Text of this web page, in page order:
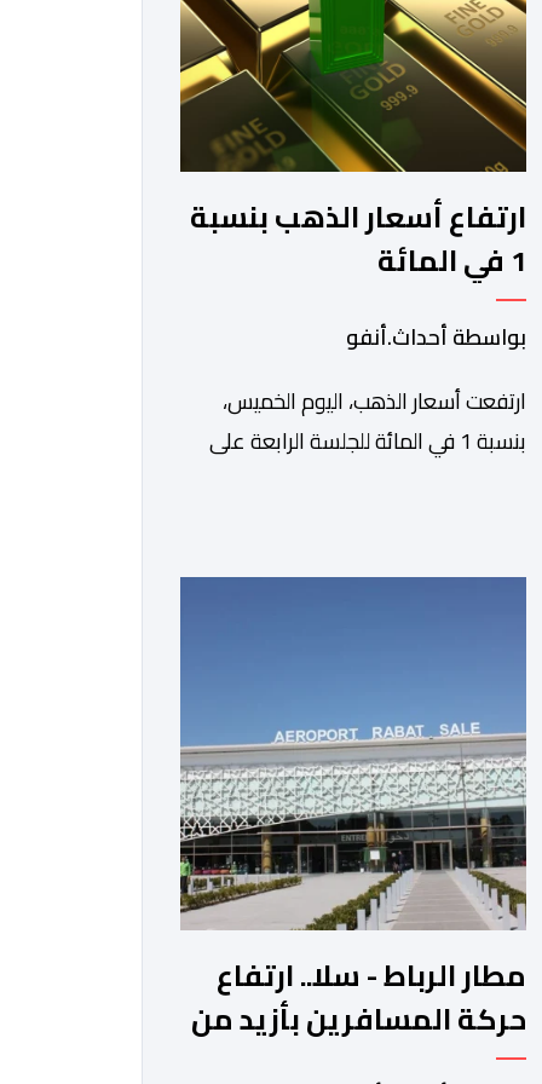
تساعدهم […]
ارتفاع أسعار الذهب بنسبة
1 في المائة
بواسطة أحداث.أنفو
ارتفعت أسعار الذهب، اليوم الخميس،
بنسبة 1 في المائة للجلسة الرابعة على
الماضي، فيما ارتفعت العقود الأمريكية
الآجلة […]
مطار الرباط - سلا.. ارتفاع
حركة المسافرين بأزيد من